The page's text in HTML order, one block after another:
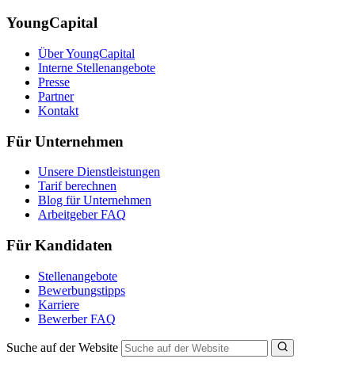
YoungCapital
Über YoungCapital
Interne Stellenangebote
Presse
Partner
Kontakt
Für Unternehmen
Unsere Dienstleistungen
Tarif berechnen
Blog für Unternehmen
Arbeitgeber FAQ
Für Kandidaten
Stellenangebote
Bewerbungstipps
Karriere
Bewerber FAQ
Suche auf der Website